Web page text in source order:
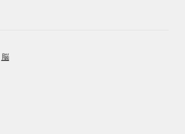
脳